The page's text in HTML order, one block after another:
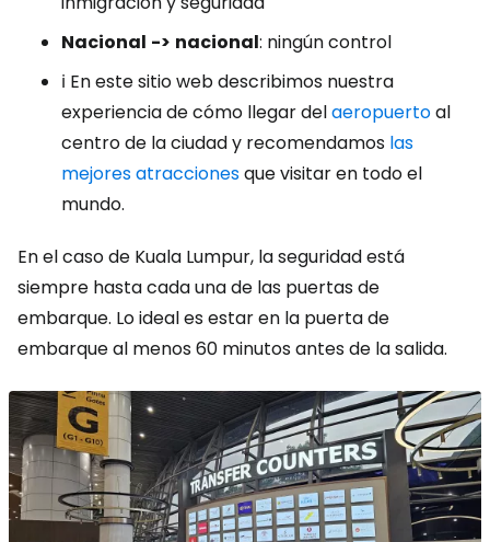
Nacional -> nacional: ningún control
ℹ️ En este sitio web describimos nuestra
experiencia de cómo llegar delaeropuertoal
centro de la ciudad y recomendamos las
mejores atraccionesque visitar en todo el
mundo.
En el caso de Kuala Lumpur, la seguridad está
siempre hasta cada una de las puertas de
embarque. Lo ideal es estar en la puerta de
embarque al menos 60 minutos antes de la salida.